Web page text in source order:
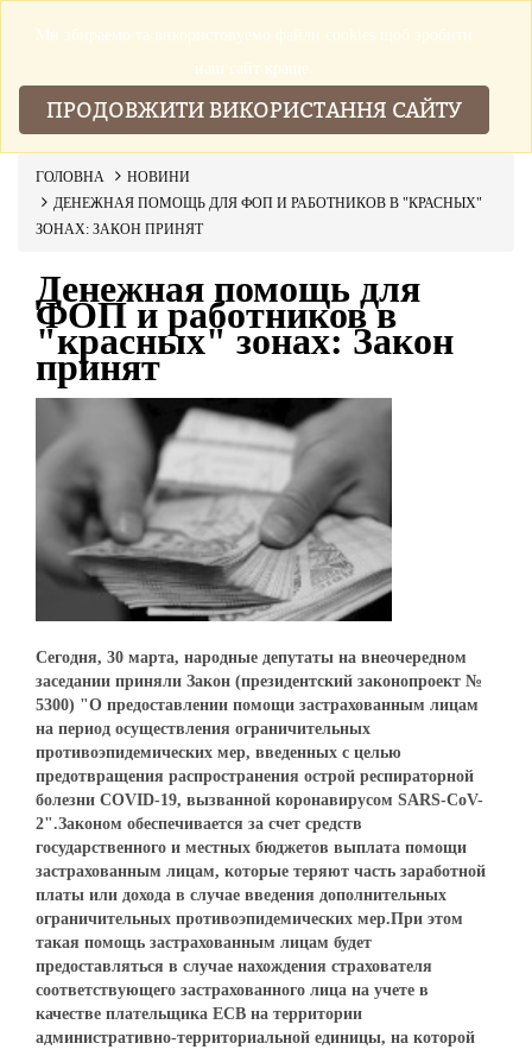
ГОЛОВНА
НОВИНИ
ДЕНЕЖНАЯ ПОМОЩЬ ДЛЯ ФОП И РАБОТНИКОВ В "КРАСНЫХ"
ЗОНАХ: ЗАКОН ПРИНЯТ
Денежная помощь для
ФОП и работников в
"красных" зонах: Закон
принят
Сегодня, 30 марта, народные депутаты на внеочередном
заседании приняли Закон (президентский законопроект №
5300) "О предоставлении помощи застрахованным лицам
на период осуществления ограничительных
противоэпидемических мер, введенных с целью
предотвращения распространения острой респираторной
болезни COVID-19, вызванной коронавирусом SARS-CoV-
2".Законом обеспечивается за счет средств
государственного и местных бюджетов выплата помощи
застрахованным лицам, которые теряют часть заработной
платы или дохода в случае введения дополнительных
ограничительных противоэпидемических мер.При этом
такая помощь застрахованным лицам будет
предоставляться в случае нахождения страхователя
соответствующего застрахованного лица на учете в
качестве плательщика ЕСВ на территории
административно-территориальной единицы, на которой
Ми збираемо та використовуемо файли cookies щоб зробити
наш сайт краще.
ПРОДОВЖИТИ ВИКОРИСТАННЯ САЙТУ